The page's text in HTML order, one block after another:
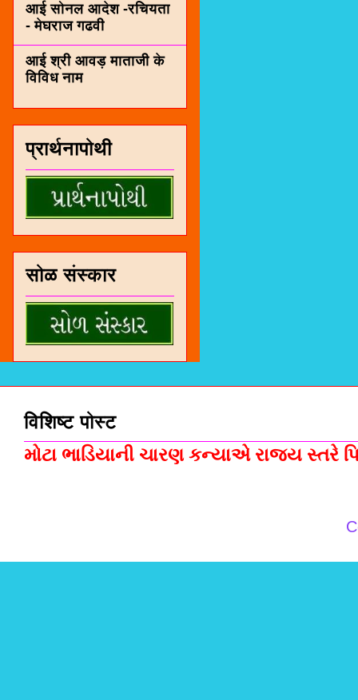
आई सोनल आदेश -रचियता
- मेघराज गढवी
आई श्री आवड़ माताजी के
विविध नाम
प्रार्थनापोथी
सोळ संस्कार
विशिष्ट पोस्ट
મોટા ભાડિયાની ચારણ કન્યાએ રાજ્ય સ્તરે